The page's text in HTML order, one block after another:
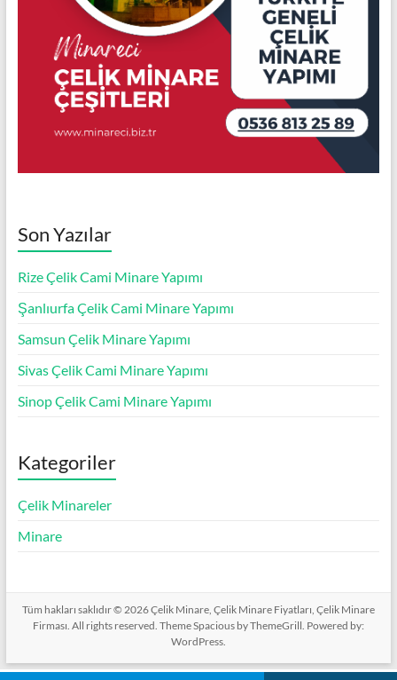
Son Yazılar
Rize Çelik Cami Minare Yapımı
Şanlıurfa Çelik Cami Minare Yapımı
Samsun Çelik Minare Yapımı
Sivas Çelik Cami Minare Yapımı
Sinop Çelik Cami Minare Yapımı
Kategoriler
Çelik Minareler
Minare
Tüm hakları saklıdır © 2026Çelik Minare, Çelik Minare Fiyatları, Çelik Minare
Firması. All rights reserved. ThemeSpaciousby ThemeGrill. Powered by:
WordPress.